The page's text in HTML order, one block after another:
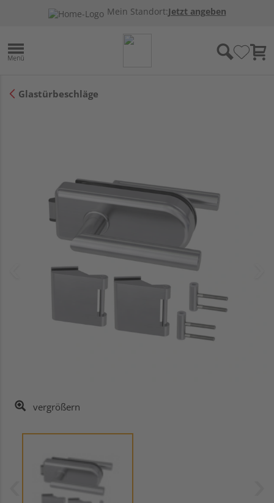
Mein Standort:Jetzt angeben
Glastürbeschläge
vergrößern